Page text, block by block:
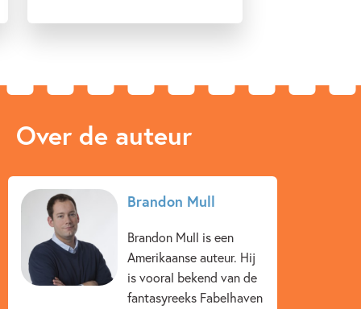
Over de auteur
Brandon Mull
Brandon Mull is een
Amerikaanse auteur. Hij
is vooral bekend van de
fantasyreeks Fabelhaven